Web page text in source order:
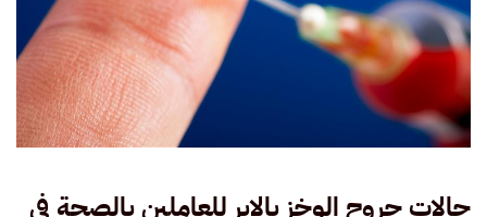
حالات جروح الوخز بالإبر للعاملين بالصحة في